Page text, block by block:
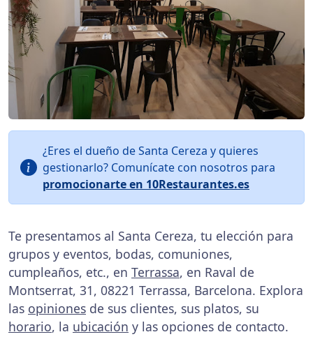
¿Eres el dueño de Santa Cereza y quieres
gestionarlo? Comunícate con nosotros para
promocionarte en 10Restaurantes.es
Te presentamos al Santa Cereza, tu elección para
grupos y eventos, bodas, comuniones,
cumpleaños, etc., en Terrassa, en Raval de
Montserrat, 31, 08221 Terrassa, Barcelona. Explora
las opiniones de sus clientes, sus platos, su
horario, la ubicación y las opciones de contacto.